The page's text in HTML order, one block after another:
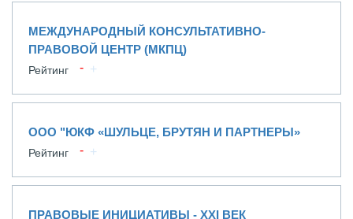
МЕЖДУНАРОДНЫЙ КОНСУЛЬТАТИВНО-
ПРАВОВОЙ ЦЕНТР (МКПЦ)
Рейтинг
ООО "ЮКФ «ШУЛЬЦЕ, БРУТЯН И ПАРТНЕРЫ»
Рейтинг
ПРАВОВЫЕ ИНИЦИАТИВЫ - XXI ВЕК